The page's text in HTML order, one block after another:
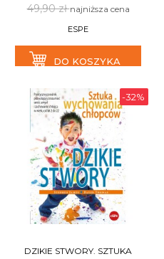
49,90 złnajniższa cena
ESPE
DO KOSZYKA
-32%
DZIKIE STWORY. SZTUKA